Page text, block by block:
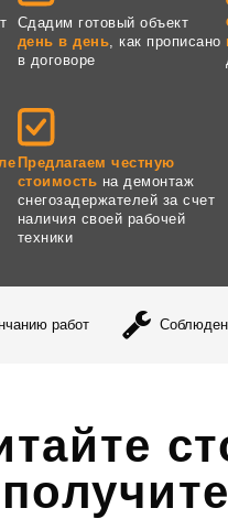
Сдадим готовый объект
день в день, как прописано
в договоре
Предлагаем честную
стоимость на демонтаж
снегозадержателей за счет
наличия своей рабочей
техники
работ